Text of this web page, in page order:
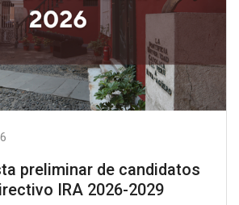
preliminar de candidatos
IRA 2026-2029